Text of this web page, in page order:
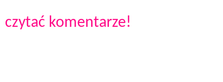
czytać komentarze!